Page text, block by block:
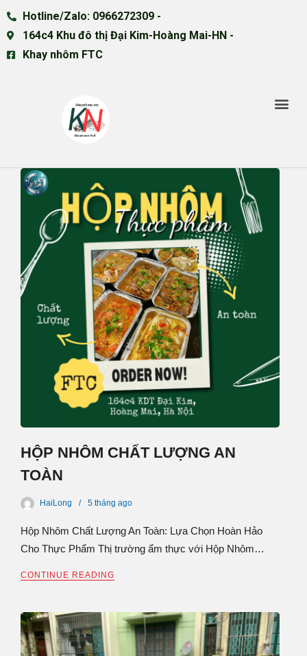
Hotline/Zalo: 0966272309 -
164c4 Khu đô thị Đại Kim-Hoàng Mai-HN -
Khay nhôm FTC
HỘP NHÔM CHẤT LƯỢNG AN
TOÀN
HaiLong 5 tháng ago
Hộp Nhôm Chất Lượng An Toàn: Lựa Chọn Hoàn Hảo
Cho Thực Phẩm Thị trường ẩm thực với Hộp Nhôm…
CONTINUE READING